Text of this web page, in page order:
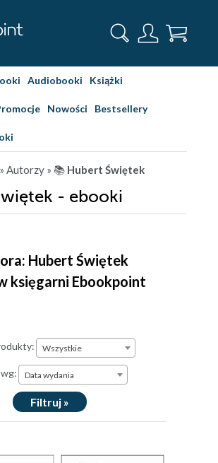
Audiobooki Książki
Nowości Bestsellery
» Autorzy » 📚 Hubert Świętek
- ebooki
Hubert Świętek
księgarni Ebookpoint
Wszystkie
Data wydania
Filtruj »